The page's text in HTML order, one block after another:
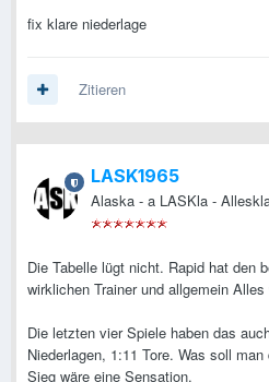
fix klare niederlage
Zitieren
LASK1965
Alaska - a LASKla -
Die Tabelle lügt nicht. Rapid hat den
wirklichen Trainer und allgemein
Die letzten vier Spiele haben das
Niederlagen, 1:11 Tore. Was soll
Sieg wäre eine Sensation.